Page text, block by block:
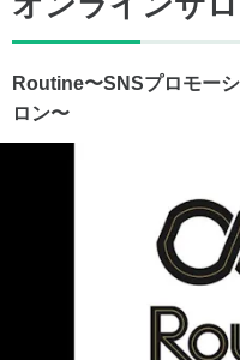
Routine〜SNSプロモー
ロン〜